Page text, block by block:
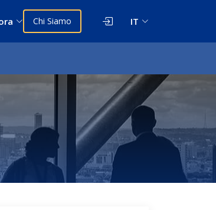
Chi Siamo IT